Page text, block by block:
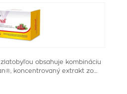
obsahuje kombináciu
koncentrovaný extrakt zo…